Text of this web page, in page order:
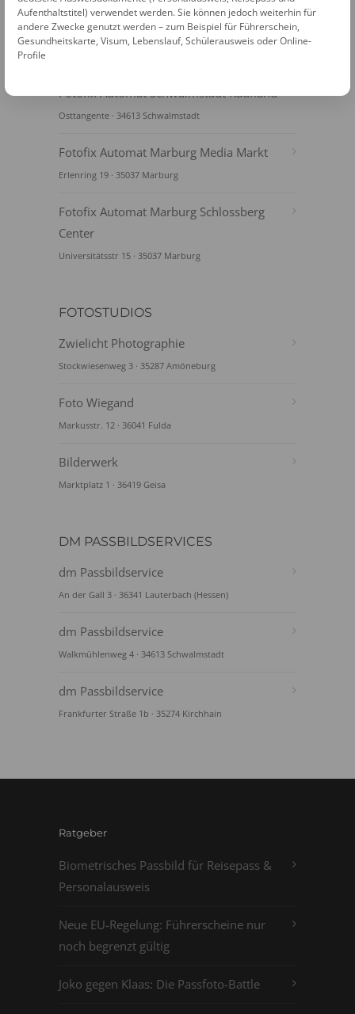
Fotofix Automat Schwalmstadt Kaufland
Osttangente · 34613 Schwalmstadt
Fotofix Automat Marburg Media Markt
Erlenring 19 · 35037 Marburg
Fotofix Automat Marburg Schlossberg
Center
Universitätsstr 15 · 35037 Marburg
FOTOSTUDIOS
Zwielicht Photographie
Stockwiesenweg 3 · 35287 Amöneburg
Foto Wiegand
Markusstr. 12 · 36041 Fulda
Bilderwerk
Marktplatz 1 · 36419 Geisa
DM PASSBILDSERVICES
dm Passbildservice
An der Gall 3 · 36341 Lauterbach (Hessen)
dm Passbildservice
Walkmühlenweg 4 · 34613 Schwalmstadt
dm Passbildservice
Frankfurter Straße 1b · 35274 Kirchhain
Ratgeber
Biometrisches Passbild für Reisepass &
Personalausweis
Neue EU-Regelung: Führerscheine nur
noch begrenzt gültig
Joko gegen Klaas: Die Passfoto-Battle
Aufenthaltstitel) verwendet werden. Sie können jedoch weiterhin für
andere Zwecke genutzt werden – zum Beispiel für Führerschein,
Gesundheitskarte, Visum, Lebenslauf, Schülerausweis oder Online-
Profile